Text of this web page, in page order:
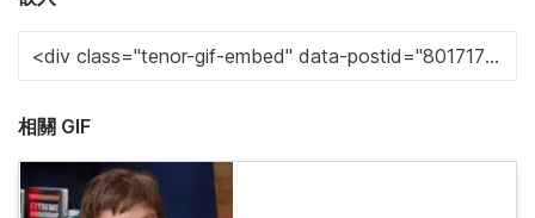
相關 GIF